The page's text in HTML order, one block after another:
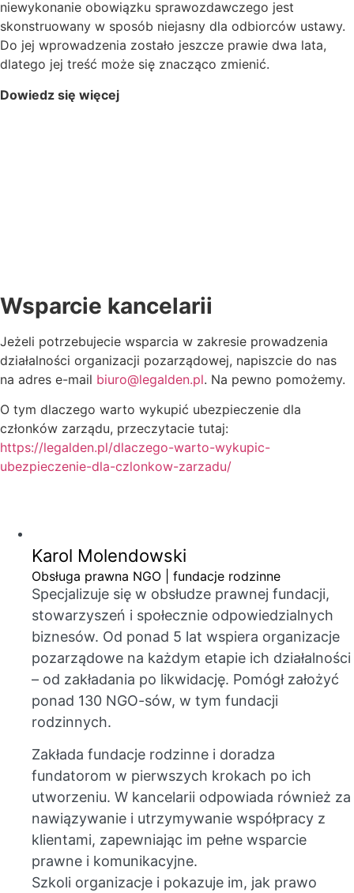
niewykonanie obowiązku sprawozdawczego jest
skonstruowany w sposób niejasny dla odbiorców ustawy.
Do jej wprowadzenia zostało jeszcze prawie dwa lata,
dlatego jej treść może się znacząco zmienić.
Dowiedz się więcej
Wsparcie kancelarii
Jeżeli potrzebujecie wsparcia w zakresie prowadzenia
działalności organizacji pozarządowej, napiszcie do nas
na adres e-mail biuro@legalden.pl. Na pewno pomożemy.
O tym dlaczego warto wykupić ubezpieczenie dla
członków zarządu, przeczytacie tutaj:
https://legalden.pl/dlaczego-warto-wykupic-
ubezpieczenie-dla-czlonkow-zarzadu/
Karol Molendowski
Specjalizuje się w obsłudze prawnej fundacji,
stowarzyszeń i społecznie odpowiedzialnych
biznesów. Od ponad 5 lat wspiera organizacje
pozarządowe na każdym etapie ich działalności
– od zakładania po likwidację. Pomógł założyć
ponad 130 NGO-sów, w tym fundacji
rodzinnych.
Zakłada fundacje rodzinne i doradza
fundatorom w pierwszych krokach po ich
utworzeniu. W kancelarii odpowiada również za
nawiązywanie i utrzymywanie współpracy z
klientami, zapewniając im pełne wsparcie
prawne i komunikacyjne.
Szkoli organizacje i pokazuje im, jak prawo
Obsługa prawna NGO | fundacje rodzinne